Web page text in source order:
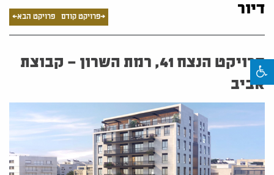
דיור <פרויקט קודם פרויקט הבא>
פרויקט הנצח 41, רמת השרון – קבוצת
אביב